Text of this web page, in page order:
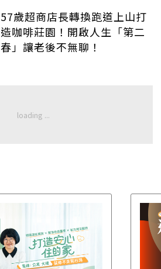
57歲超商店長轉換跑道上山打
造咖啡莊園！開啟人生「第二
春」讓老後不無聊！